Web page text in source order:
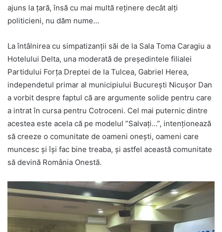
ajuns la țară, însă cu mai multă reținere decât alți
politicieni, nu dăm nume…
La întâlnirea cu simpatizanții săi de la Sala Toma Caragiu a
Hotelului Delta, una moderată de președintele filialei
Partidului Forța Dreptei de la Tulcea, Gabriel Herea,
independetul primar al municipiului București Nicușor Dan
a vorbit despre faptul că are argumente solide pentru care
a intrat în cursa pentru Cotroceni. Cel mai puternic dintre
acestea este acela că pe modelul ”Salvați…”, intenționează
să creeze o comunitate de oameni onești, oameni care
muncesc și își fac bine treaba, și astfel această comunitate
să devină România Onestă.